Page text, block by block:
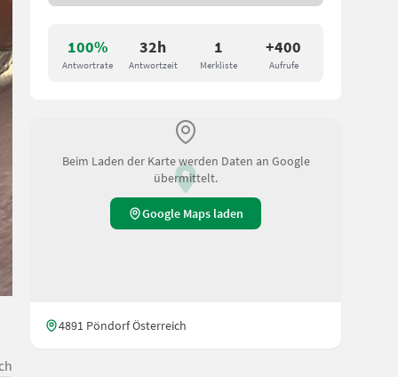
100%
Antwortrate
32h
Antwortzeit
1
Merkliste
+400
Aufrufe
Beim Laden der Karte werden Daten an Google
übermittelt.
Google Maps laden
4891 Pöndorf Österreich